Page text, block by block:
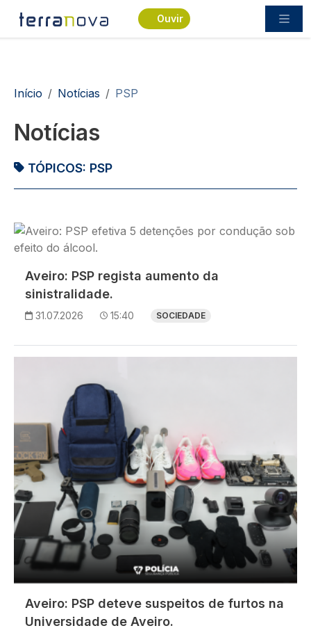
Passar para o conteúdo principal
Ouvir
Navegação estrutural
Início Notícias PSP
Notícias
TÓPICOS: PSP
Imagem
Aveiro: PSP regista aumento da
sinistralidade.
31.07.2026 15:40 SOCIEDADE
Aveiro: PSP deteve suspeitos de furtos na
Universidade de Aveiro.